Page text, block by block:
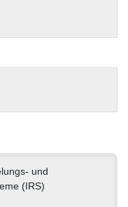
und
(IRS)